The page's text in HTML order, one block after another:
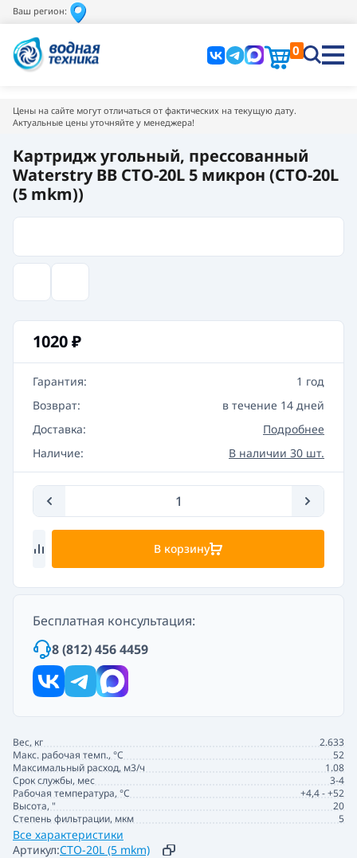
Ваш регион:
0
Цены на сайте могут отличаться от фактических на текущую дату.
Актуальные цены уточняйте у менеджера!
Картридж угольный, прессованный
Waterstry BB CTO-20L 5 микрон (CTO-20L
(5 mkm))
Артикул:CTO-20L (5 mkm)
Вес, кг
2.633
Макс. рабочая темп., °С
52
Максимальный расход, м3/ч
1.08
Срок службы, мес
3-4
Рабочая температура, °C
+4,4 - +52
Высота, "
20
Степень фильтрации, мкм
5
Все характеристики
1020₽
Гарантия:
1 год
Возврат:
в течение 14 дней
Доставка:
Подробнее
Наличие:
В наличии 30 шт.
В корзину
Бесплатная консультация:
8 (812) 456 4459